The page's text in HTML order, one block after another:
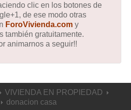
clic en los botones de
de ese modo otras
ForoVivienda.com y
también gratuitamente.
animarnos a seguir!!
VIVIENDA EN PROPIEDAD
donacion casa